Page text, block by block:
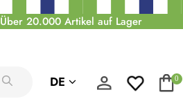
Über 20.000 Artikel auf Lager
DE 0